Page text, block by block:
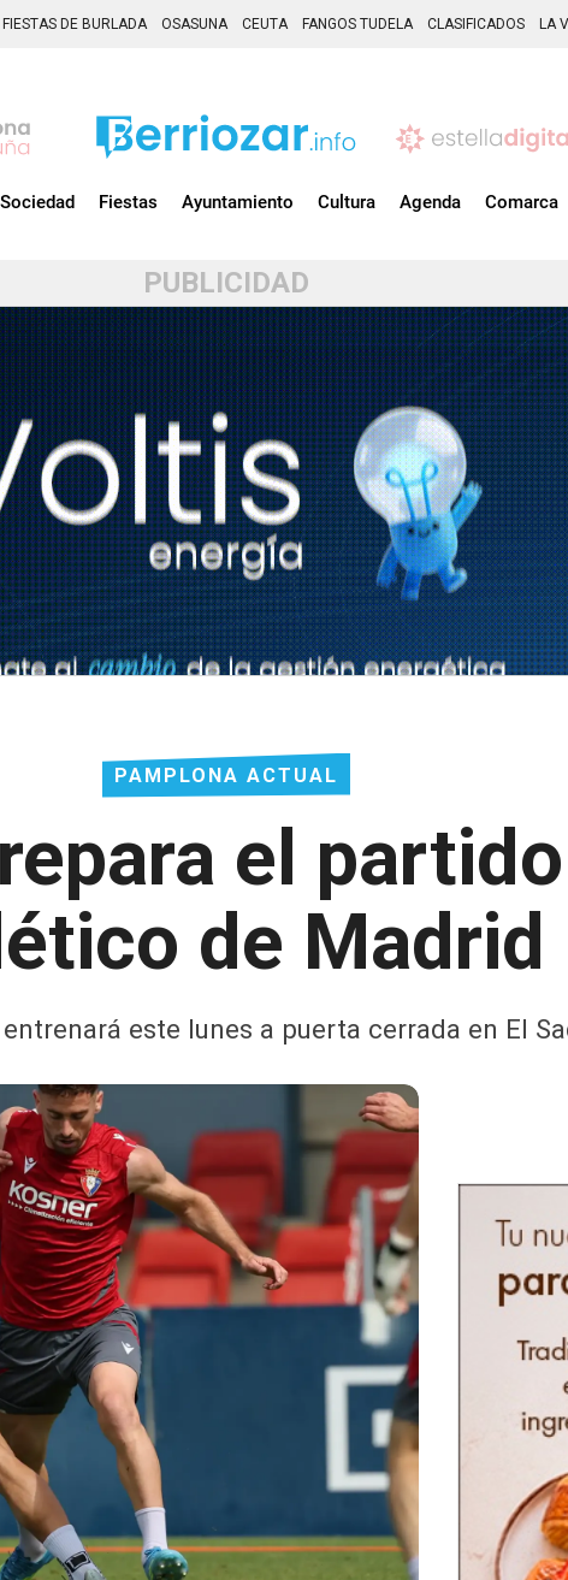
FIESTAS DE BURLADA OSASUNA CEUTA FANGOS TUDELA CLASIFICADOS LA
Sociedad Fiestas Ayuntamiento Cultura Agenda Comarca
PUBLICIDAD
PAMPLONA ACTUAL
el
de Madrid
este lunes a puerta cerrada en El